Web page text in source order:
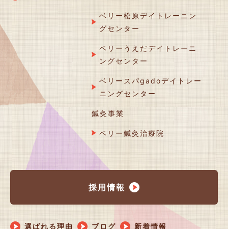
ベリー松原デイトレーニン
グセンター
ベリーうえだデイトレーニ
ングセンター
ベリースパgadoデイトレー
ニングセンター
鍼灸事業
ベリー鍼灸治療院
採用情報
選ばれる理由 ブログ 新着情報